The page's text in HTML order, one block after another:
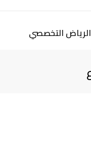
الرياض التخصصي